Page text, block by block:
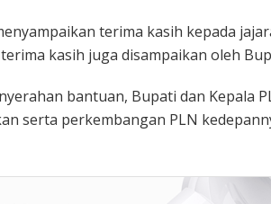
terima kasih kepada
kasih juga disampaikan oleh
bantuan, Bupati dan Kepala
serta perkembangan PLN